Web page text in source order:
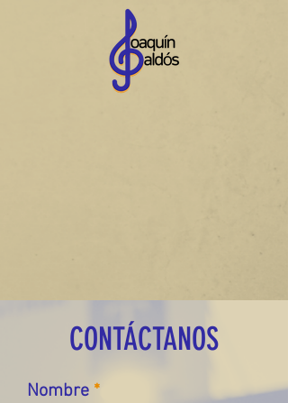
CONTÁCTANOS
Nombre